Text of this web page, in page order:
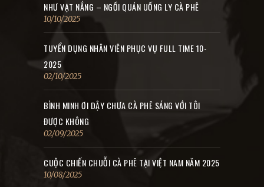
NHƯ VẠT NẮNG – NGỒI QUÁN UỐNG LY CÀ PHÊ
10/10/2025
TUYỂN DỤNG NHÂN VIÊN PHỤC VỤ FULL TIME 10-
2025
02/10/2025
BÌNH MINH ƠI DẬY CHƯA CÀ PHÊ SÁNG VỚI TÔI
ĐƯỢC KHÔNG
02/09/2025
CUỘC CHIẾN CHUỖI CÀ PHÊ TẠI VIỆT NAM NĂM 2025
10/08/2025